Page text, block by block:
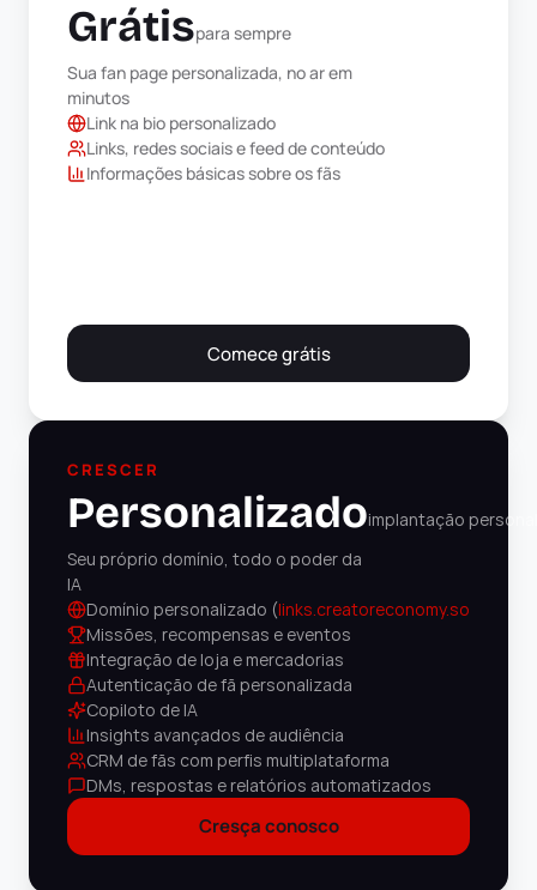
Grátispara sempre
Sua fan page personalizada, no ar em
minutos
Link na bio personalizado
Links, redes sociais e feed de conteúdo
Informações básicas sobre os fãs
Comece grátis
CRESCER
Personalizadoimplantação
Seu próprio domínio, todo o poder da
IA
Domínio personalizado (links.creatoreconomy.so
Missões, recompensas e eventos
Integração de loja e mercadorias
Autenticação de fã personalizada
Copiloto de IA
Insights avançados de audiência
CRM de fãs com perfis multiplataforma
DMs, respostas e relatórios automatizados
Cresça conosco